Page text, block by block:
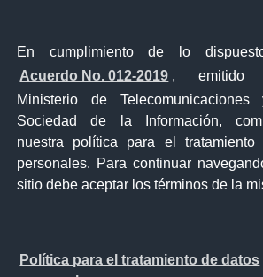
En cumplimiento de lo
Acuerdo No. 012-2019 , emitido
Ministerio de
Sociedad de la Información,
nuestra política para el tratamiento
personales. Para continuar
sitio debe aceptar los términos de la
Política para el tratamiento de datos
Contacto Ciudadano